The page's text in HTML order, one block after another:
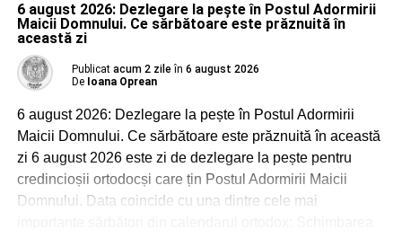
6 august 2026: Dezlegare la pește în Postul Adormirii
Maicii Domnului. Ce sărbătoare este prăznuită în
această zi
Publicat acum 2 zile în 6 august 2026
De Ioana Oprean
6 august 2026: Dezlegare la pește în Postul Adormirii
Maicii Domnului. Ce sărbătoare este prăznuită în această
zi 6 august 2026 este zi de dezlegare la pește pentru
credincioșii ortodocși care țin Postul Adormirii Maicii
Domnului. Data coincide cu una dintre cele mai